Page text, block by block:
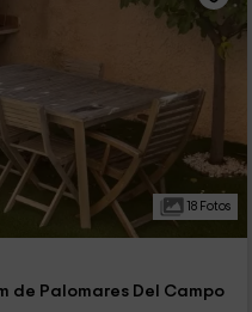
18 Fotos
de Palomares Del Campo